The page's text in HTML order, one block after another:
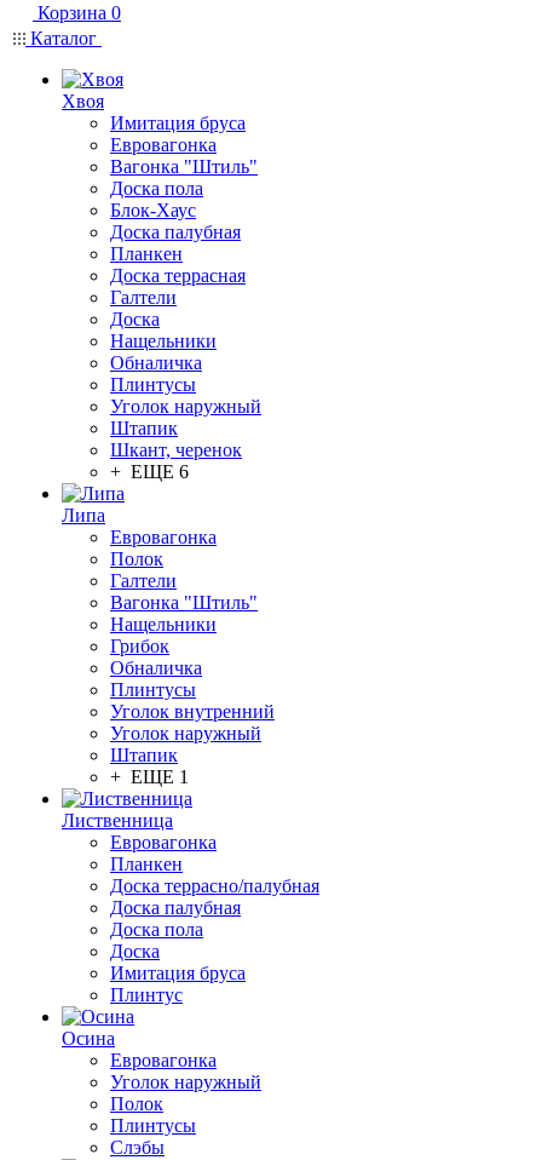
Корзина 0
Каталог
Хвоя
Имитация бруса
Евровагонка
Вагонка "Штиль"
Доска пола
Блок-Хаус
Доска палубная
Планкен
Доска террасная
Галтели
Доска
Нащельники
Обналичка
Плинтусы
Уголок наружный
Штапик
Шкант, черенок
+ ЕЩЕ 6
Липа
Евровагонка
Полок
Галтели
Вагонка "Штиль"
Нащельники
Грибок
Обналичка
Плинтусы
Уголок внутренний
Уголок наружный
Штапик
+ ЕЩЕ 1
Лиственница
Евровагонка
Планкен
Доска террасно/палубная
Доска палубная
Доска пола
Доска
Имитация бруса
Плинтус
Осина
Евровагонка
Уголок наружный
Полок
Плинтусы
Слэбы